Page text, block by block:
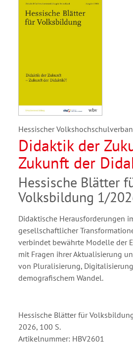
Hessischer
Didaktik der
Zukunft der
Hessische Blätter
Volksbildung 1/
Didaktische Herausforderungen
gesellschaftlicher
verbindet bewährte Modelle der
mit Fragen ihrer Aktualisierung
von Pluralisierung,
demografischem Wandel.
Hessische Blätter für
2026, 100 S.
Artikelnummer: HBV2601